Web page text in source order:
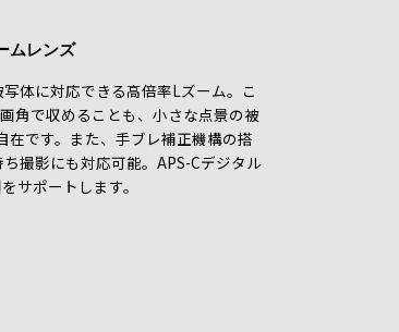
ムレンズ
体に対応できる高倍率Lズーム。こ
角で収めることも、小さな点景の被
在です。また、手ブレ補正機構の搭
撮影にも対応可能。APS-Cデジタル
サポートします。